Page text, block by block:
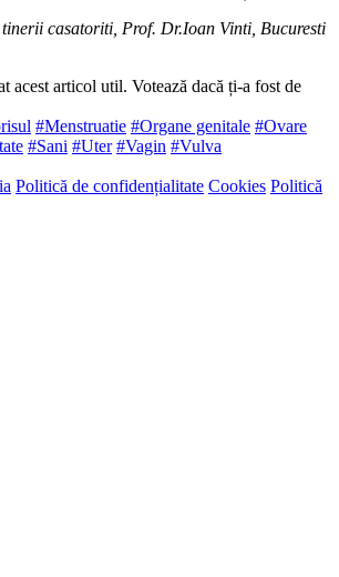
casatoriti, Prof. Dr.Ioan Vinti, Bucuresti
acest articol util. Votează dacă ți-a fost de
#Menstruatie #Organe genitale #Ovare
#Sani #Uter #Vagin #Vulva
Politică de confidențialitate Cookies Politică